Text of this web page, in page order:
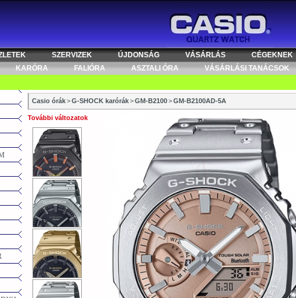
SZERVIZEK ÚJDONSÁG VÁSÁRLÁS CÉGEKNEK
KARÓRA
FALIÓRA ASZTALI ÓRA VÁSÁRLÁSI TANÁCSOK
Casio órák > G-SHOCK karórák > GM-B2100 > GM-B2100AD-5A
További változatok